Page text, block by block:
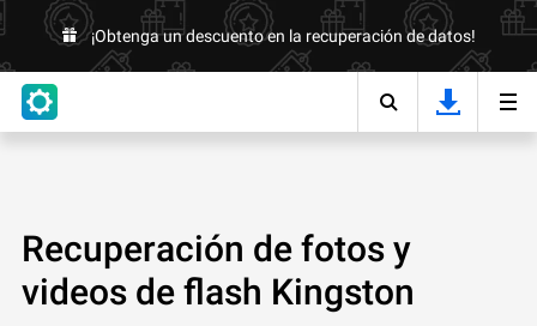
¡Obtenga un descuento en la recuperación de datos!
Recuperación de fotos y
videos de flash Kingston